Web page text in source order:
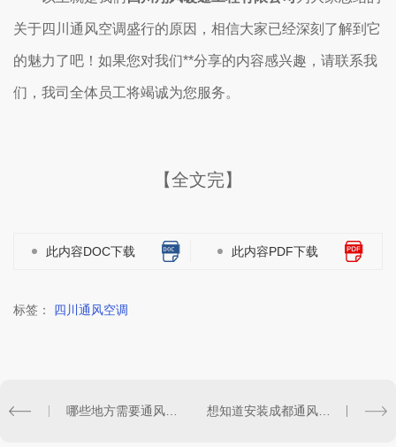
关于四川通风空调盛行的原因，相信大家已经深刻了解到它
的魅力了吧！如果您对我们**分享的内容感兴趣，请联系我
们，我司全体员工将竭诚为您服务。
【全文完】
此内容DOC下载 此内容PDF下载
标签： 四川通风空调